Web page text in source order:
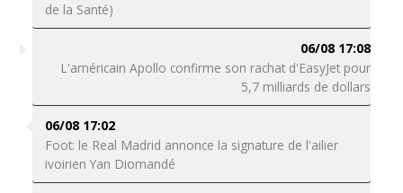
de la Santé)
06/08 17:08
L'américain Apollo confirme son rachat d'EasyJet pour
5,7 milliards de dollars
06/08 17:02
Foot: le Real Madrid annonce la signature de l'ailier
ivoirien Yan Diomandé